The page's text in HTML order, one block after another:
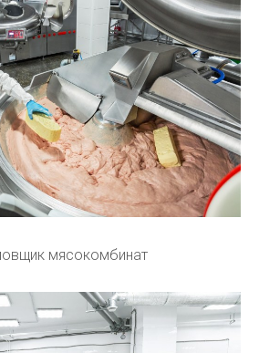
мясокомбинат